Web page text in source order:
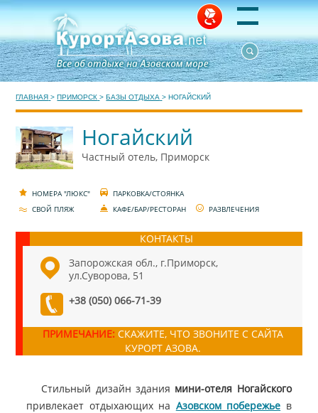
ГЛАВНАЯ >ПРИМОРСК >БАЗЫ ОТДЫХА >НОГАЙСКИЙ
Ногайский
Частный отель, Приморск
НОМЕРА "ЛЮКС"
ПАРКОВКА/СТОЯНКА
СВОЙ ПЛЯЖ
КАФЕ/БАР/РЕСТОРАН РАЗВЛЕЧЕНИЯ
КОНТАКТЫ
Запорожская обл., г.Приморск,
ул.Суворова, 51
+38 (050) 066-71-39
ПРИМЕЧАНИЕ:СКАЖИТЕ, ЧТО ЗВОНИТЕ С САЙТА
КУРОРТ АЗОВА.
Стильный дизайн здания мини-отеля Ногайского
привлекает отдыхающих на Азовском побережье в